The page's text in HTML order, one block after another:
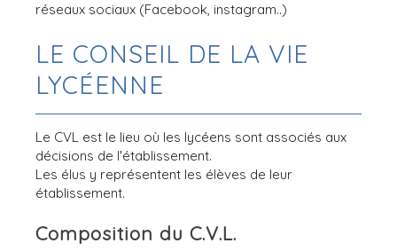
réseaux sociaux (Facebook, instagram..)
LE CONSEIL DE LA VIE
LYCÉENNE
Le CVL est le lieu où les lycéens sont associés aux
décisions de l'établissement.
Les élus y représentent les élèves de leur
établissement.
Composition du C.V.L.